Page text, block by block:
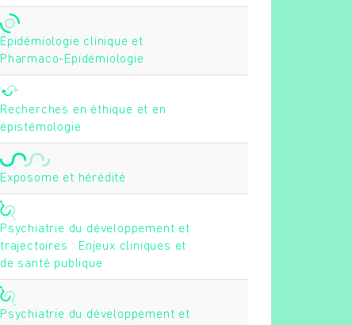
Épidémiologie clinique et
Pharmaco-Epidémiologie
Recherches en éthique et en
épistémologie
Exposome et hérédité
Psychiatrie du développement et
trajectoires : Enjeux cliniques et
de santé publique
Psychiatrie du développement et